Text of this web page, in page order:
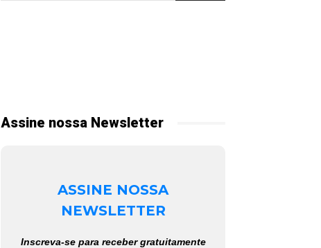
Assine nossa Newsletter
ASSINE NOSSA
NEWSLETTER
Inscreva-se para receber gratuitamente